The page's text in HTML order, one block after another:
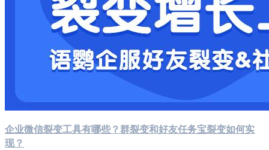
企业微信裂变工具有哪些？群裂变和好友任务宝裂变如何实
现？